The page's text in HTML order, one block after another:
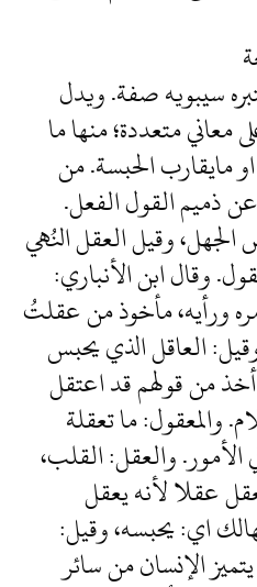
سيبويه صفة. ويدل
معاني متعددة؛ منها ما
مايقارب الحبسة. من
ذميم القول الفعل.
وقيل العقل النُهي
وقال ابن الأنباري:
ورأيه، مأخوذ من عقلتُ
العاقل الذي يحبس
من قولهم قد اعتقل
والمعقول: ما تعقلة
والعقل: القلب،
عقلا لأنه يعقل
اي: يحبسه، وقيل:
الإنسان من سائر